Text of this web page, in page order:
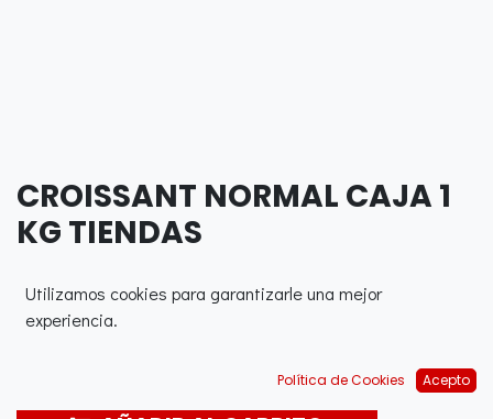
CROISSANT NORMAL CAJA 1
KG TIENDAS
90,91€
Utilizamos cookies para garantizarle una mejor
experiencia.
Política de Cookies Acepto